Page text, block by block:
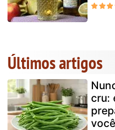
Últimos artigos
cru: